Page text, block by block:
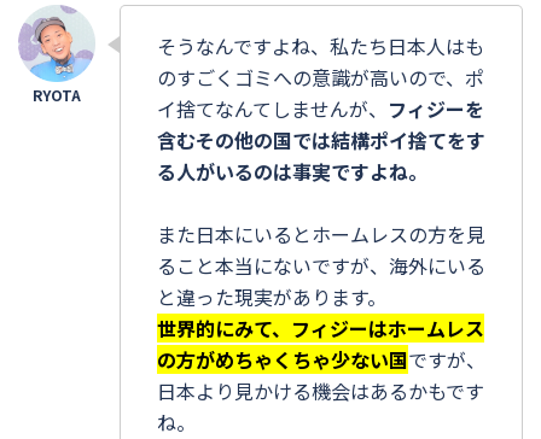
そうなんですよね、私たち日本人はも
のすごくゴミへの意識が高いので、ポ
イ捨てなんてしませんが、 フィジーを
含むその他の国では結構ポイ捨てをす
る人がいるのは事実ですよね。
また日本にいるとホームレスの方を見
ること本当にないですが、海外にいる
と違った現実があります。
世界的にみて、フィジーはホームレス
の方がめちゃくちゃ少ない国ですが、
日本より見かける機会はあるかもです
ね。